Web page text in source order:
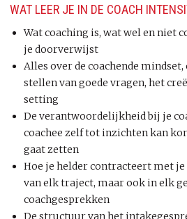
WAT LEER JE IN DE COACH
Wat coaching is, wat wel en niet
je doorverwijst
Alles over de coachende
stellen van goede vragen, het
setting
De verantwoordelijkheid bij je
coachee zelf tot inzichten kan
gaat zetten
Hoe je helder contracteert met je
van elk traject, maar ook in elk
coachgesprekken
De structuur van het